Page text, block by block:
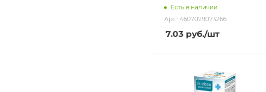
Есть в наличии
Арт.: 4607029073266
7.03 руб./шт